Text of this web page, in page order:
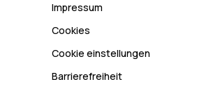
Impressum
Cookies
Cookie einstellungen
Barrierefreiheit